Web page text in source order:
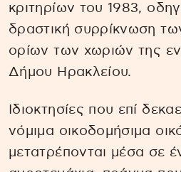
κριτηρίων του 1983,
δραστική συρρίκνωση
ορίων των χωριών της
Δήμου Ηρακλείου.
Ιδιοκτησίες που επί
νόμιμα οικοδομήσιμα
μετατρέπονται μέσα σε